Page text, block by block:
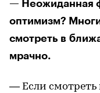
— Неожиданная
оптимизм?
смотреть в
мрачно.
— Если смотреть